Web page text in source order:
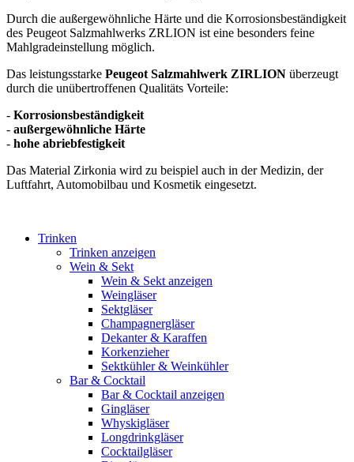
Durch die außergewöhnliche Härte und die Korrosionsbeständigkeit
des Peugeot Salzmahlwerks ZRLION ist eine besonders feine
Mahlgradeinstellung möglich.
Das leistungsstarke Peugeot Salzmahlwerk ZIRLION überzeugt
durch die unübertroffenen Qualitäts Vorteile:
- Korrosionsbeständigkeit
- außergewöhnliche Härte
- hohe abriebfestigkeit
Das Material Zirkonia wird zu beispiel auch in der Medizin, der
Luftfahrt, Automobilbau und Kosmetik eingesetzt.
Trinken
Trinken anzeigen
Wein & Sekt
Wein & Sekt anzeigen
Weingläser
Sektgläser
Champagnergläser
Dekanter & Karaffen
Korkenzieher
Sektkühler & Weinkühler
Bar & Cocktail
Bar & Cocktail anzeigen
Gingläser
Whyskigläser
Longdrinkgläser
Cocktailgläser